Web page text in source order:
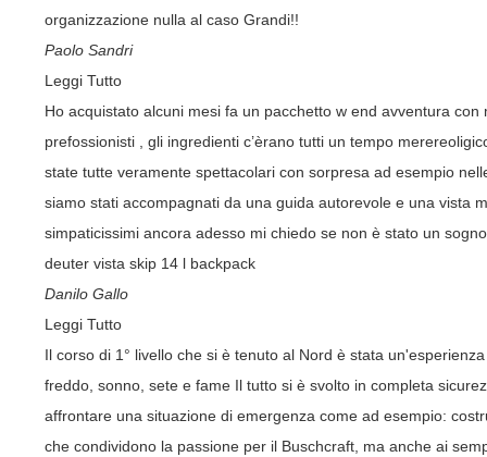
organizzazione nulla al caso Grandi!!
Paolo Sandri
Leggi Tutto
Ho acquistato alcuni mesi fa un pacchetto w end avventura
prefossionisti , gli ingredienti c’èrano tutti un tempo
state tutte veramente spettacolari con sorpresa ad esempio
siamo stati accompagnati da una guida autorevole e una vista
simpaticissimi ancora adesso mi chiedo se non è stato un
deuter vista skip 14 l backpack
Danilo Gallo
Leggi Tutto
Il corso di 1° livello che si è tenuto al Nord è stata
freddo, sonno, sete e fame Il tutto si è svolto in completa
affrontare una situazione di emergenza come ad esempio:
che condividono la passione per il Buschcraft, ma anche ai